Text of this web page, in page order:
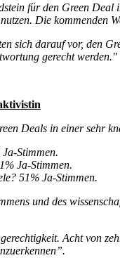
für den Green
Die kommenden
sich darauf vor, den
gerecht werden."
Deals in einer sehr
Stimmen.
Ja-Stimmen.
51% Ja-Stimmen.
und des
Acht von